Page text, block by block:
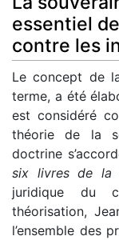
essentiel
contre les
Le concept de
terme, a été
est considéré
théorie de la
doctrine
six livres de la
juridique du
théorisation,
l’ensemble des